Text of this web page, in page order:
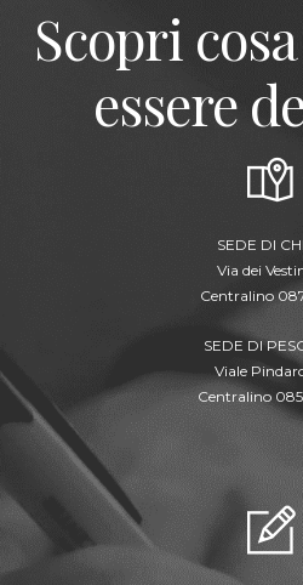
Scopri
essere
SEDE DI
Via dei
Centralino
SEDE DI
Viale
Centralino